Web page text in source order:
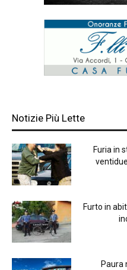
Notizie Più Lette
Furia in
Furto in
Paura